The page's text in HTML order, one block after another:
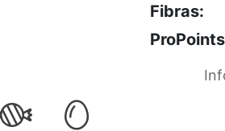
Fibras: